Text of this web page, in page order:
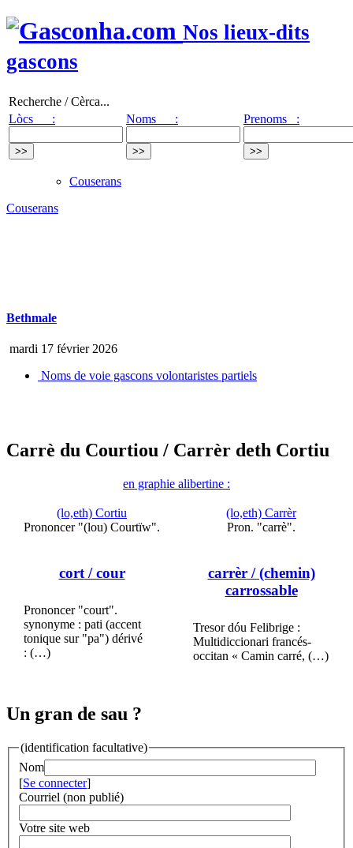
Nos lieux-dits
gascons
Recherche / Cèrca...
Lòcs :
Noms : Prenoms :
Couserans
Couserans
Bethmale
mardi 17 février 2026
Noms de voie gascons volontaristes partiels
Carrè du Courtiou / Carrèr deth Cortiu
en graphie alibertine :
(lo,eth) Cortiu
Prononcer "(lou) Courtïw".
cort/ cour
Prononcer "court".
synonyme : pati (accent
tonique sur "pa") dérivé
: (…)
(lo,eth) Carrèr
Pron. "carrè".
carrèr/ (chemin)
carrossable
Tresor dóu Felibrige :
Multidiccionari francés-
occitan « Camin carré, (…)
Un gran de sau ?
(identification facultative)
Nom
[Se connecter]
Courriel (non publié)
Votre site web